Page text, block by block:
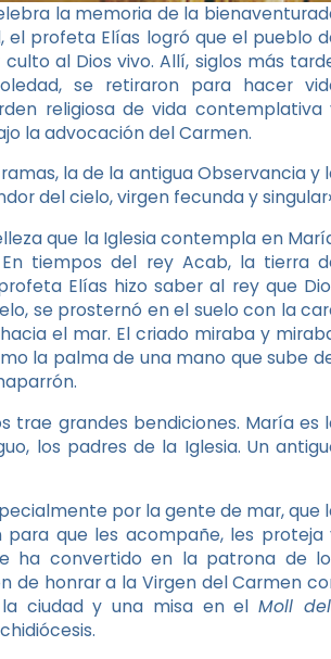
la memoria de la
el profeta Elías logró que el pueblo
al Dios vivo. Allí, siglos más
se retiraron para hacer
religiosa de vida contemplativa
la advocación del Carmen.
la de la antigua Observancia y
del cielo, virgen fecunda y
que la Iglesia contempla en
tiempos del rey Acab, la tierra
Elías hizo saber al rey que
se prosternó en el suelo con la
el mar. El criado miraba y
la palma de una mano que sube
trae grandes bendiciones. María es
los padres de la Iglesia. Un
por la gente de mar, que
que les acompañe, les proteja
ha convertido en la patrona de
de honrar a la Virgen del Carmen
ciudad y una misa en elMoll